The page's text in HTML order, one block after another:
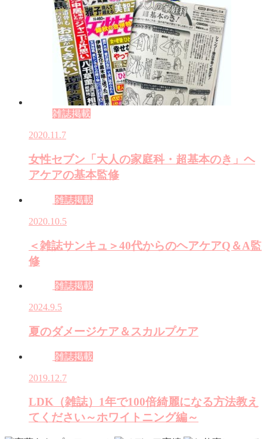
雑誌掲載
2020.11.7
女性セブン「大人の家庭科・超基本のき」ヘ
アケアの基本監修
雑誌掲載
2020.10.5
＜雑誌サンキュ＞40代からのヘアケアQ＆A監
修
雑誌掲載
2024.9.5
夏のダメージケア＆スカルプケア
雑誌掲載
2019.12.7
LDK（雑誌）1年で100倍綺麗になる方法教え
てください～ホワイトニング編～